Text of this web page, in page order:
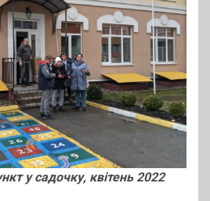
у садочку, квітень 2022